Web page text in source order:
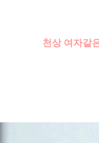
천상 여자같